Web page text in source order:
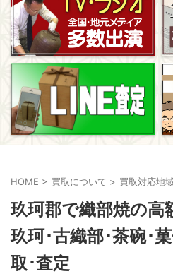
HOME > 買取について > 買取対応地域
玖珂郡で織部焼の高
玖珂･古織部･茶碗･
取･査定